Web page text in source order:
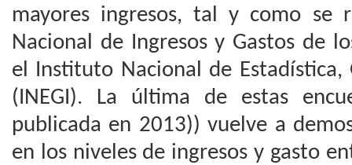
mayores ingresos, tal y como se
Nacional de Ingresos y Gastos de
el Instituto Nacional de Estadística,
(INEGI). La última de estas
publicada en 2013)) vuelve a
en los niveles de ingresos y gasto